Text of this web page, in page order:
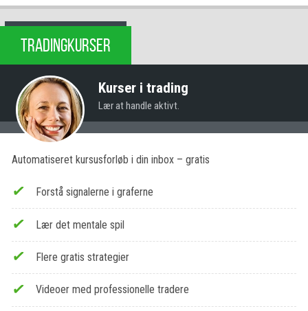
TRADINGKURSER
Kurser i trading
Lær at handle aktivt.
Automatiseret kursusforløb i din inbox – gratis
Forstå signalerne i graferne
Lær det mentale spil
Flere gratis strategier
Videoer med professionelle tradere